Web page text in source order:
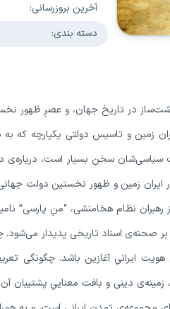
آخرین بروزرسانی:
دسته بندی:
در تاریخ جهان، و عصرِ ظهور
زمین و تاسیس دولتی یکپارچه که
سیاسی‌شان سخن بسیار است، درباره‌ی
ایران زمین و ظهور نخستین دولت
رهبران نظام هخامنشی، “منِ پارسی”
بر صحنه‌ی اسناد تاریخی پدیدار
هویت ایرانیِ آغازین باشد.
دینی و بافت معناییِ پشتیبان